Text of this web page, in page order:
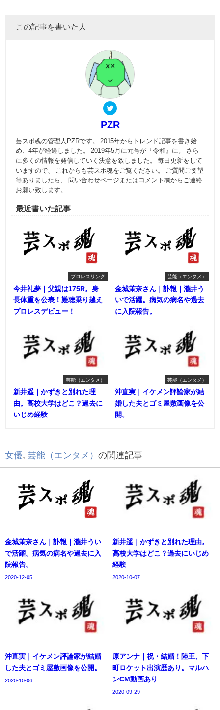
この記事を書いた人
PZR
芸スポ魂の管理人PZRです。 2015年からトレンド記事を書き始
め、4年が経過しました。 2019年5月に元号が『令和』に。 さら
に多くの情報を発信していく決意を致しました。 毎日更新をして
いますので、 これからも芸スポ魂をご覧ください。 ご質問ご要望
等ありましたら、 問い合わせページまたはコメント欄からご連絡
お願い致します。
最近書いた記事
プロレスリング
今井礼夢｜父親は175R。身
長体重を公表！難聴乗り越え
プロレスデビュー！
芸能（エンタメ）
金城茉奈さん｜訃報｜瀧井う
いで活躍。病気の病名や過去
に入院報告。
芸能（エンタメ）
新井遥｜かずきと別れた理
由。高校大学はどこ？過去に
いじめ経験
芸能（エンタメ）
沖直実｜イケメン評論家が結
婚した夫とゴミ屋敷画像を公
開。
女優, 芸能（エンタメ） の関連記事
金城茉奈さん｜訃報｜瀧井うい
で活躍。病気の病名や過去に入
院報告。
2020-12-05
新井遥｜かずきと別れた理由。
高校大学はどこ？過去にいじめ
経験
2020-10-07
沖直実｜イケメン評論家が結婚
した夫とゴミ屋敷画像を公開。
2020-10-06
原アンナ｜祝・結婚！陸王、下
町ロケット出演歴あり。マルハ
ンCM動画あり
2020-09-29